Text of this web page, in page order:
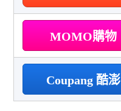
MOMO購物
Coupang 酷澎